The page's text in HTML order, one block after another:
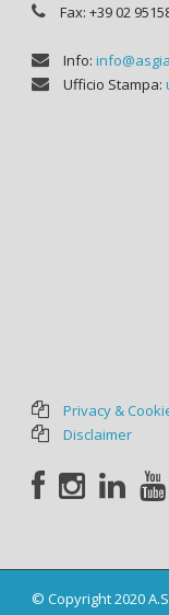
Fax: +39 02
Info:
Ufficio Stampa:
Privacy &
Disclaimer
© Copyright 2020